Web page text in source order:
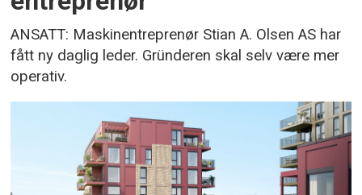
ANSATT: Maskinentreprenør Stian A. Olsen AS har
fått ny daglig leder. Gründeren skal selv være mer
operativ.